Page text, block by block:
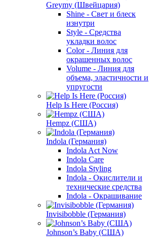
Greymy (Швейцария)
Shine - Свет и блеск
изнутри
Style - Средства
укладки волос
Color - Линия для
окрашенных волос
Volume - Линия для
объема, эластичности и
упругости
Help Is Here (Россия)
Hempz (США)
Indola (Германия)
Indola Act Now
Indola Care
Indola Styling
Indola - Окислители и
технические средства
Indola - Окрашивание
Invisibobble (Германия)
Johnson’s Baby (США)